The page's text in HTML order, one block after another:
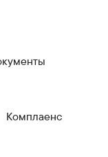
Комплаенс